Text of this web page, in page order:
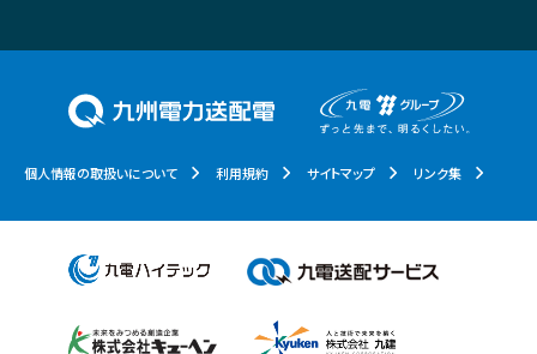
個人情報の取扱いについて 利用規約 サイトマップ リンク集